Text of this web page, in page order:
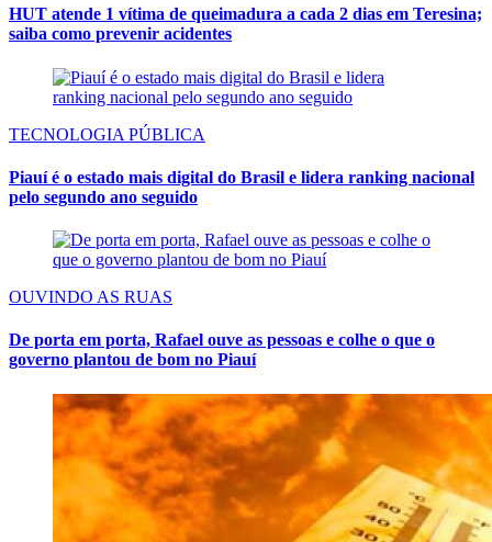
HUT atende 1 vítima de queimadura a cada 2 dias em Teresina;
saiba como prevenir acidentes
TECNOLOGIA PÚBLICA
Piauí é o estado mais digital do Brasil e lidera ranking nacional
pelo segundo ano seguido
OUVINDO AS RUAS
De porta em porta, Rafael ouve as pessoas e colhe o que o
governo plantou de bom no Piauí